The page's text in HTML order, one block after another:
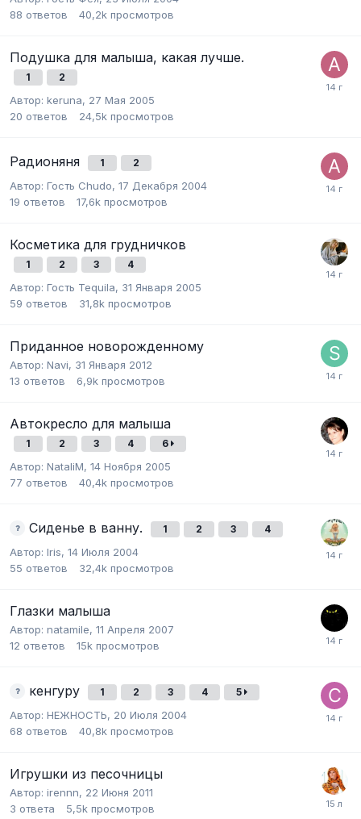
88 ответов 40,2k просмотров
Подушка для малыша, какая лучше.
1 2
Автор: keruna, 27 Мая 2005
20 ответов 24,5k просмотров
Радионяня 1 2
Автор: Гость Chudo, 17 Декабря 2004
19 ответов 17,6k просмотров
Косметика для грудничков
1 2 3 4
Автор: Гость Tequila, 31 Января 2005
59 ответов 31,8k просмотров
Приданное новорожденному
Автор: Navi, 31 Января 2012
13 ответов 6,9k просмотров
Автокресло для малыша
1 2 3 4 6
Автор: NataliM, 14 Ноября 2005
77 ответов 40,4k просмотров
Сиденье в ванну. 1 2 3 4
Автор: Iris, 14 Июля 2004
55 ответов 32,4k просмотров
Глазки малыша
Автор: natamile, 11 Апреля 2007
12 ответов 15k просмотров
кенгуру 1 2 3 4 5
Автор: НЕЖНОСТЬ, 20 Июля 2004
68 ответов 40,8k просмотров
Игрушки из песочницы
Автор: irennn, 22 Июня 2011
3 ответа 5,5k просмотров